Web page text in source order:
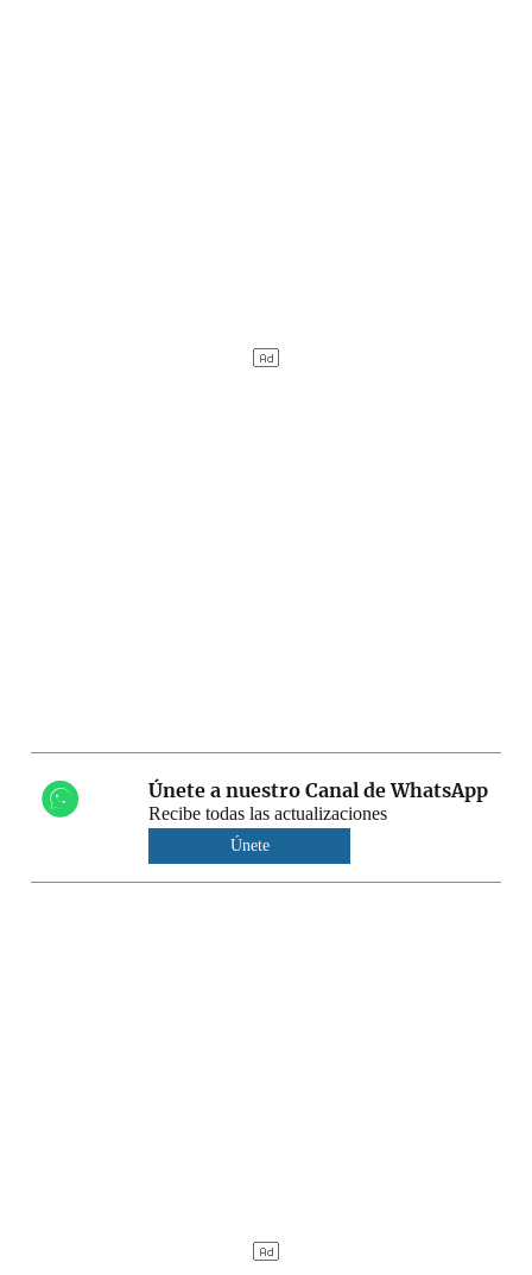
Únete a nuestro Canal de WhatsApp
Recibe todas las actualizaciones
Únete